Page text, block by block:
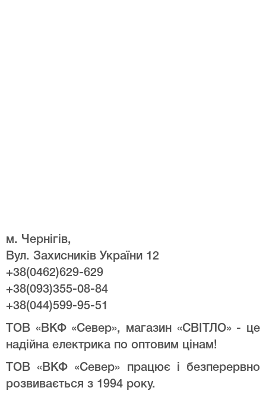
м. Чернігів,
Вул. Захисників України 12
+38(0462)629-629
+38(093)355-08-84
+38(044)599-95-51
ТОВ «ВКФ «Север», магазин «СВІТЛО» - це
надійна електрика по оптовим цінам!
ТОВ «ВКФ «Север» працює і безперервно
розвивається з 1994 року.